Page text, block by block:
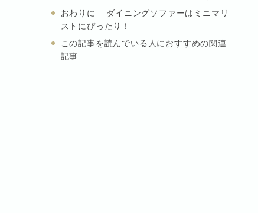
おわりに – ダイニングソファーはミニマリ
ストにぴったり！
この記事を読んでいる人におすすめの関連
記事